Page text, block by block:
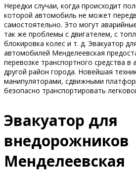
Нередки случаи, когда происходит
которой автомобиль не может
самостоятельно. Это могут
так же проблемы с двигателем, с
блокировка колес и т. д. Эвакуатор
автомобилей Менделеевская
перевозке транспортного средства в
другой район города. Новейшая
манипуляторами, сдвижными
безопасно транспортировать
Эвакуатор для
внедорожников
Менделеевская